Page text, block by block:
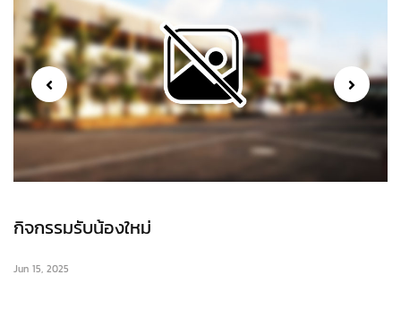
กิจกรรมรับน้องใหม่
Jun 15, 2025